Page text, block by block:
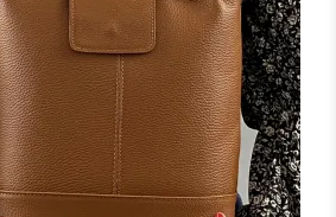
NOIRMARINEBORDEAUX